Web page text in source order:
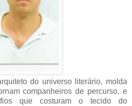
do universo literário, molda
companheiros de percurso, e
que costuram o tecido do